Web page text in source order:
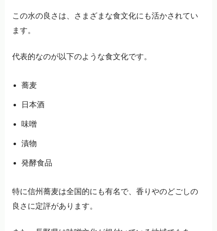
この水の良さは、さまざまな食文化にも活かされてい
ます。
代表的なのが以下のような食文化です。
蕎麦
日本酒
味噌
漬物
発酵食品
特に信州蕎麦は全国的にも有名で、香りやのどごしの
良さに定評があります。